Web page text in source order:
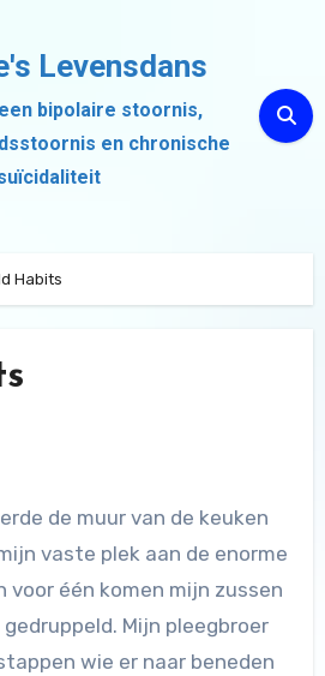
Levensdans
bipolaire stoornis,
en chronische
Habits
vaste plek aan de enorme
één komen mijn zussen
Mijn pleegbroer
wie er naar beneden